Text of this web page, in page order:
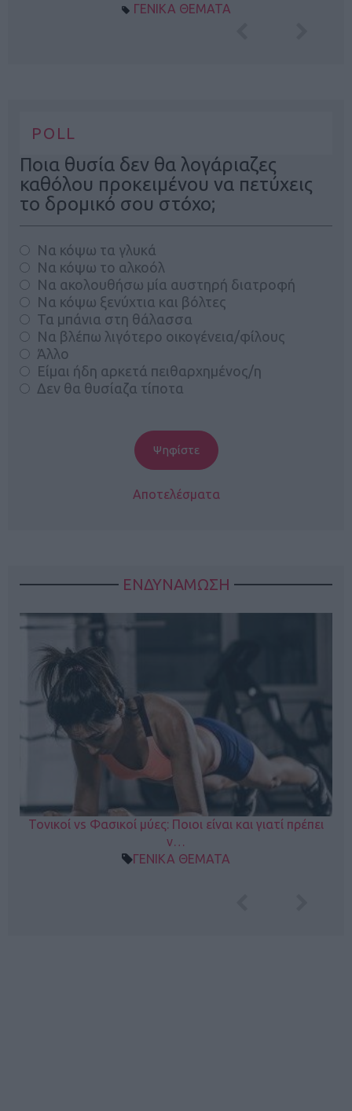
ΓΕΝΙΚΑ ΘΕΜΑΤΑ
POLL
Ποια θυσία δεν θα λογάριαζες
καθόλου προκειμένου να πετύχεις
το δρομικό σου στόχο;
Να κόψω τα γλυκά
Να κόψω το αλκοόλ
Να ακολουθήσω μία αυστηρή διατροφή
Να κόψω ξενύχτια και βόλτες
Τα μπάνια στη θάλασσα
Να βλέπω λιγότερο οικογένεια/φίλους
Άλλο
Είμαι ήδη αρκετά πειθαρχημένος/η
Δεν θα θυσίαζα τίποτα
Αποτελέσματα
ΕΝΔΥΝΑΜΩΣΗ
Τονικοί vs Φασικοί μύες: Ποιοι είναι και γιατί πρέπει
ν…
ΓΕΝΙΚΑ ΘΕΜΑΤΑ